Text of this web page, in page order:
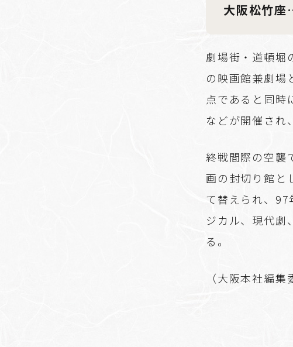
大阪松竹
劇場街・道頓堀
の映画館兼劇場
点であると同時
などが開催され
終戦間際の空襲
画の封切り館と
て替えられ、97
ジカル、現代劇
る。
（大阪本社編